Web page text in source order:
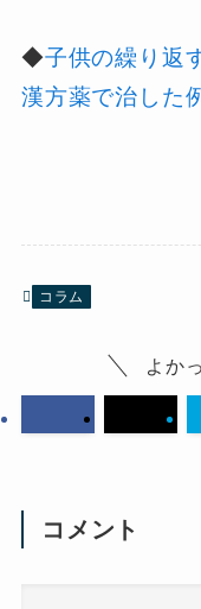
◆子供の繰り返
漢方薬で治した
コラム
よか
コメント